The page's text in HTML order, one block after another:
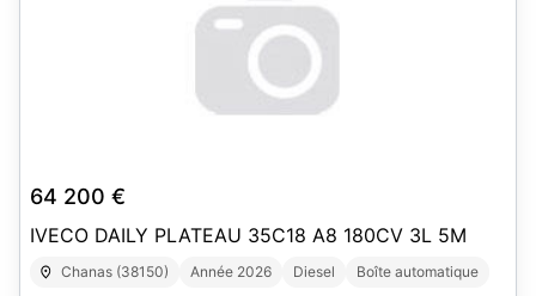
64 200 €
IVECO DAILY PLATEAU 35C18 A8 180CV 3L 5M
Chanas (38150) Année 2026 Diesel Boîte automatique